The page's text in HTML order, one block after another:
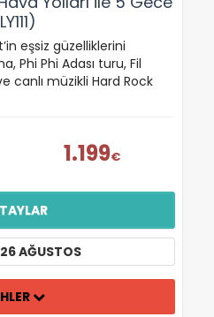
eşsiz güzelliklerini
Phi Phi Adası turu, Fil
canlı müzikli Hard Rock
1.199€
AĞUSTOS